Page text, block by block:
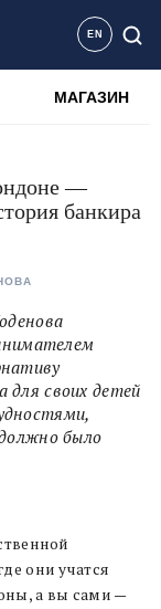
EN
МАГАЗИН
—
банкира
для своих детей
было
они учатся
а вы сами —